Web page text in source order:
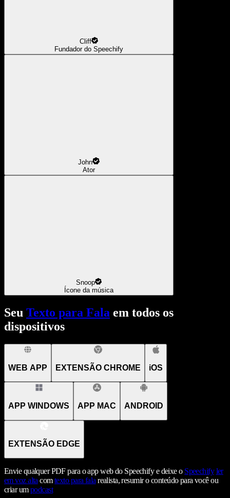
Cliff
Fundador do Speechify
John
Ator
Snoop
Ícone da música
Seu Texto para Fala em todos os
dispositivos
WEB APP EXTENSÃO CHROME iOS
APP WINDOWS APP MAC ANDROID
EXTENSÃO EDGE
Envie qualquer PDF para o app web do Speechify e deixe o Speechify ler
em voz alta comtexto para fala realista, resumir o conteúdo para você ou
criar umpodcast